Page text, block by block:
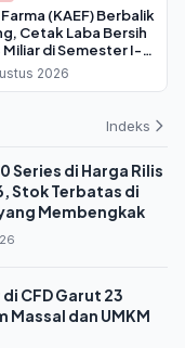
(KAEF) Berbalik
Cetak Laba Bersih
Miliar di Semester I-
2026
Indeks
Series di Harga Rilis
Stok Terbatas di
Membengkak
CFD Garut 23
Massal dan UMKM